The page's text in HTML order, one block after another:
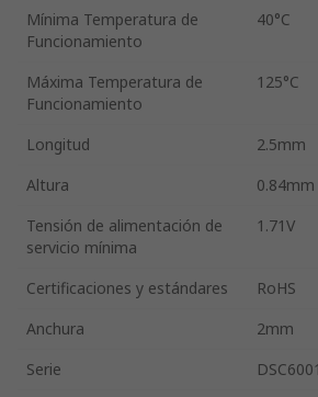
Mínima Temperatura de
Funcionamiento
40°C
Máxima Temperatura de
Funcionamiento
125°C
Longitud
2.5mm
Altura
0.84mm
Tensión de alimentación de
servicio mínima
1.71V
Certificaciones y estándares
RoHS
Anchura
2mm
Serie
DSC6001